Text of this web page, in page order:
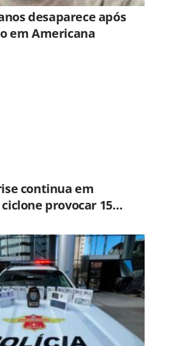
desaparece após
em Americana
continua em
provocar 15